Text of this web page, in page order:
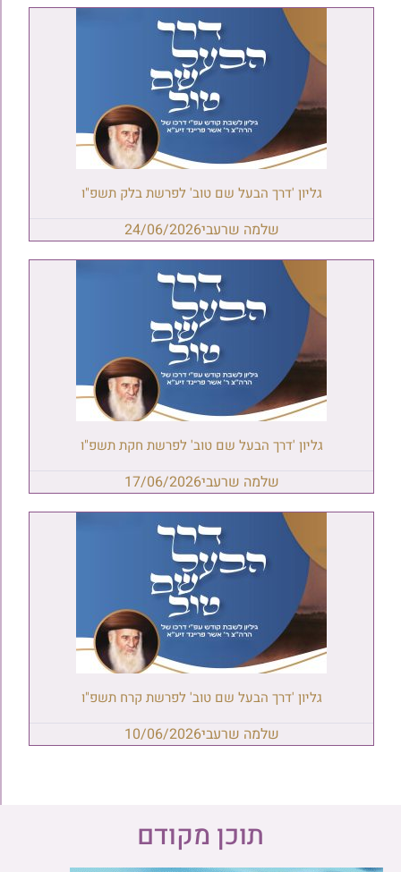
גליון 'דרך הבעל שם טוב' לפרשת בלק תשפ"ו
שלמה שרעבי24/06/2026
גליון 'דרך הבעל שם טוב' לפרשת חקת תשפ"ו
שלמה שרעבי17/06/2026
גליון 'דרך הבעל שם טוב' לפרשת קרח תשפ"ו
שלמה שרעבי10/06/2026
תוכן מקודם